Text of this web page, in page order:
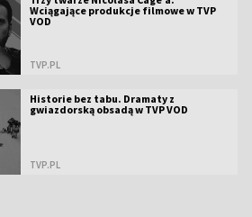
Wciągające produkcje filmowe w TVP
VOD
TVP.PL
Historie bez tabu. Dramaty z
gwiazdorską obsadą w TVP VOD
TVP.PL